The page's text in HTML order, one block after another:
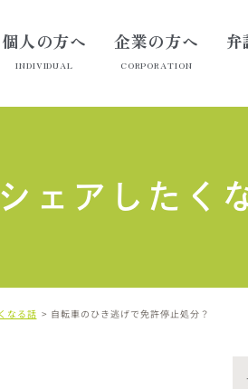
個人の方へ
INDIVIDUAL
企業の方へ
CORPORATION
弁
ェアしたく
なる話 自転車のひき逃げで免許停止処分？